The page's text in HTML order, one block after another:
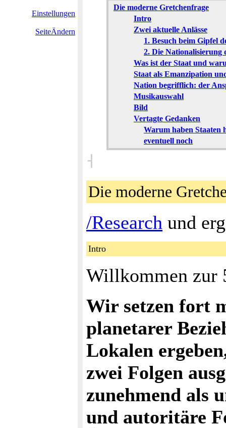
Einstellungen
SeiteÄndern
Die moderne Gretchenfrage
Intro
Zwei aktuelle Anlässe
1. Besuch beim Gipfel
2. Die Nationalisierung
Was ist der Staat und
Staat als Emanzipation
Nation begrifflich: der
Musikauswahl
Bild
Vertagte Gedanken
Warum haben Staaten
eventuell noch
˧
Die moderne
/Research und
Intro
Willkommen zur
Wir setzen fort
planetarer
Lokalen
zwei Folgen
zunehmend als
und autoritäre